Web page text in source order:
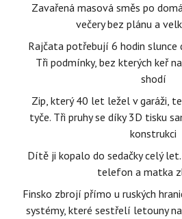
Zavařená masová směs po
večery bez plánu a
Rajčata potřebují 6 hodin slunce
Tři podmínky, bez kterých keř
shodí
Zip, který 40 let ležel v garáži,
tyče. Tři pruhy se díky 3D tisku
konstrukci
Dítě ji kopalo do sedačky celý
telefon a matka
Finsko zbrojí přímo u ruských
systémy, které sestřelí letouny